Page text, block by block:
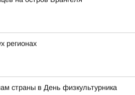
регионах
страны в День физкультурника